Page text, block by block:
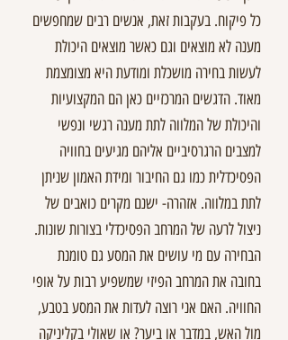
כל פיקוח. בעקבות זאת, אנשים רבים שמחפשים
מענה לא מוצאים וגם כאשר מוצאים היכולת
לעשות בחירה מושכלת ומודעת היא מצומצמת
מאוד. הדגשים המרכזיים כאן הם המקצועיות
והיכולת של המלווה לתת מענה רגשי ונפשי
למצבים הרגרסיביים אליהם מגיעים בחוויה
הפסיכדלית כמו גם החיבור ומידת האמון שניתן
לתת במלווה. אזהרה- ישנם מקרים כואבים של
ניצול לרעה של המרחב הפסיכדלי בצורות שונות.
הבחירה עם מי עושים את המסע גם טומנת
בחובה את המרחב הפיזי שמשפיע רבות על אופי
החוויה. האם אני רוצה לעדות את המסע בטבע,
מול האש, במדבר או ביער? או שאולי בקליניקה